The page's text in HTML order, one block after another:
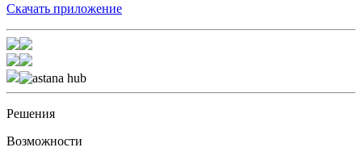
Скачать приложение
Решения
Возможности